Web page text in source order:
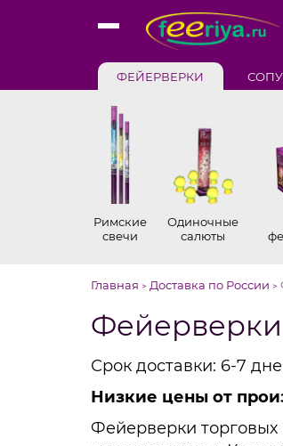
ФЕЙЕРВЕРКИ
Римские
свечи
Одиночные
салюты
Главная > Доставка по России >
Фейерверки
Срок доставки: 6-7
Низкие цены от
Фейерверки торговых